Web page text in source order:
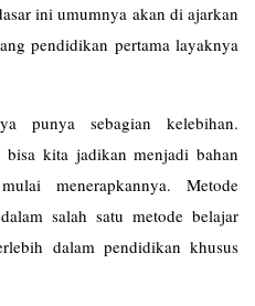
ini umumnya akan di ajarkan
pendidikan pertama layaknya
punya sebagian kelebihan.
kita jadikan menjadi bahan
menerapkannya. Metode
salah satu metode belajar
dalam pendidikan khusus